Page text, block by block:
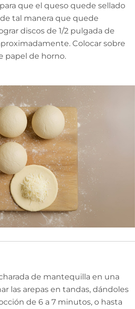
que el queso quede sellado
tal manera que quede
discos de 1/2 pulgada de
Colocar sobre
papel de horno.
de mantequilla en una
las arepas en tandas, dándoles
de 6 a 7 minutos, o hasta